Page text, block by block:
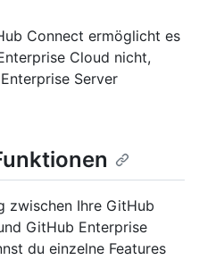
Connect ermöglicht es
Cloud nicht,
Server
zwischen Ihre GitHub
GitHub Enterprise
du einzelne Features